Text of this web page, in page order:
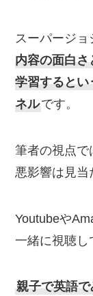
スーパージ
内容の面白
学習するとい
ネルです。
筆者の視点で
悪影響は見当
Youtubeや
一緒に視聴し
親子で英語